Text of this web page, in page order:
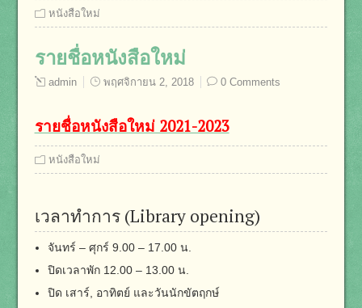
หนังสือใหม่
รายชื่อหนังสือใหม่
admin พฤศจิกายน 2, 2018 0 Comments
รายชื่อหนังสือใหม่ 2021-2023
หนังสือใหม่
เวลาทำการ (Library opening)
จันทร์ – ศุกร์ 9.00 – 17.00 น.
ปิดเวลาพัก 12.00 – 13.00 น.
ปิด เสาร์, อาทิตย์ และวันนักขัตฤกษ์